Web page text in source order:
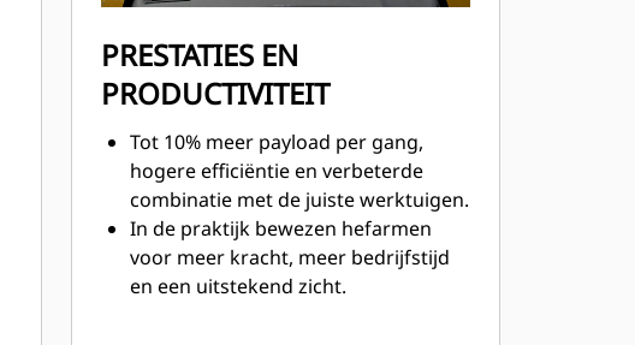
PRESTATIES EN
PRODUCTIVITEIT
Tot 10% meer payload per gang,
hogere efficiëntie en verbeterde
combinatie met de juiste werktuigen.
In de praktijk bewezen hefarmen
voor meer kracht, meer bedrijfstijd
en een uitstekend zicht.